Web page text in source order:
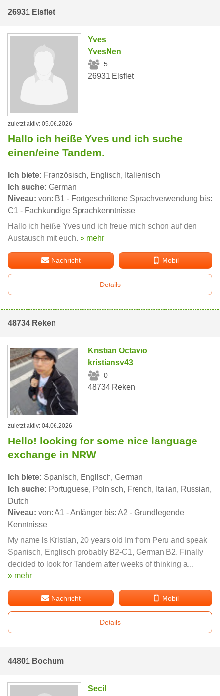
26931 Elsflet
Yves
YvesNen
5
26931 Elsflet
zuletzt aktiv: 05.06.2026
Hallo ich heiße Yves und ich suche
einen/eine Tandem.
Ich biete: Französisch, Englisch, Italienisch
Ich suche: German
Niveau: von: B1 - Fortgeschrittene Sprachverwendung bis:
C1 - Fachkundige Sprachkenntnisse
Hallo ich heiße Yves und ich freue mich schon auf den
Austausch mit euch. » mehr
Nachricht Mobil
Details
48734 Reken
Kristian Octavio
kristiansv43
0
48734 Reken
zuletzt aktiv: 04.06.2026
Hello! looking for some nice language
exchange in NRW
Ich biete: Spanisch, Englisch, German
Ich suche: Portuguese, Polnisch, French, Italian, Russian,
Dutch
Niveau: von: A1 - Anfänger bis: A2 - Grundlegende
Kenntnisse
My name is Kristian, 20 years old Im from Peru and speak
Spanisch, Englisch probably B2-C1, German B2. Finally
decided to look for Tandem after weeks of thinking a...
» mehr
Nachricht Mobil
Details
44801 Bochum
Secil